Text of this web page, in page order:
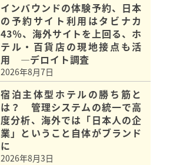
インバウンドの体験予約、日本
の予約サイト利用はタビナカ
43％、海外サイトを上回る、ホ
テル・百貨店の現地接点も活
用 ―デロイト調査
2026年8月7日
宿泊主体型ホテルの勝ち筋と
は？ 管理システムの統一で高
度分析、海外では「日本人の企
業」ということ自体がブランド
に
2026年8月3日